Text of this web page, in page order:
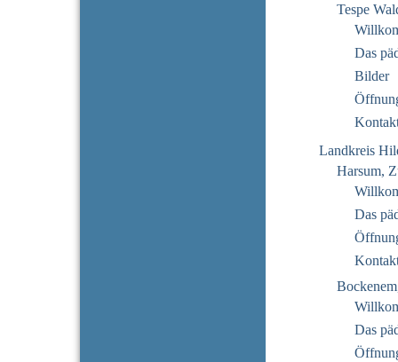
Tespe
Das
Bilder
Landkreis
Harsum,
Das
Das